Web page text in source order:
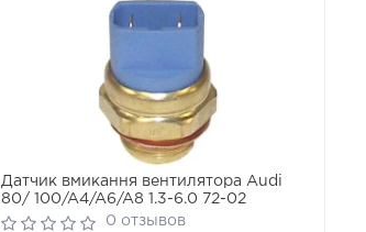
Датчик вмикання вентилятора Audi
80/ 100/A4/A6/A8 1.3-6.0 72-02
0 отзывов